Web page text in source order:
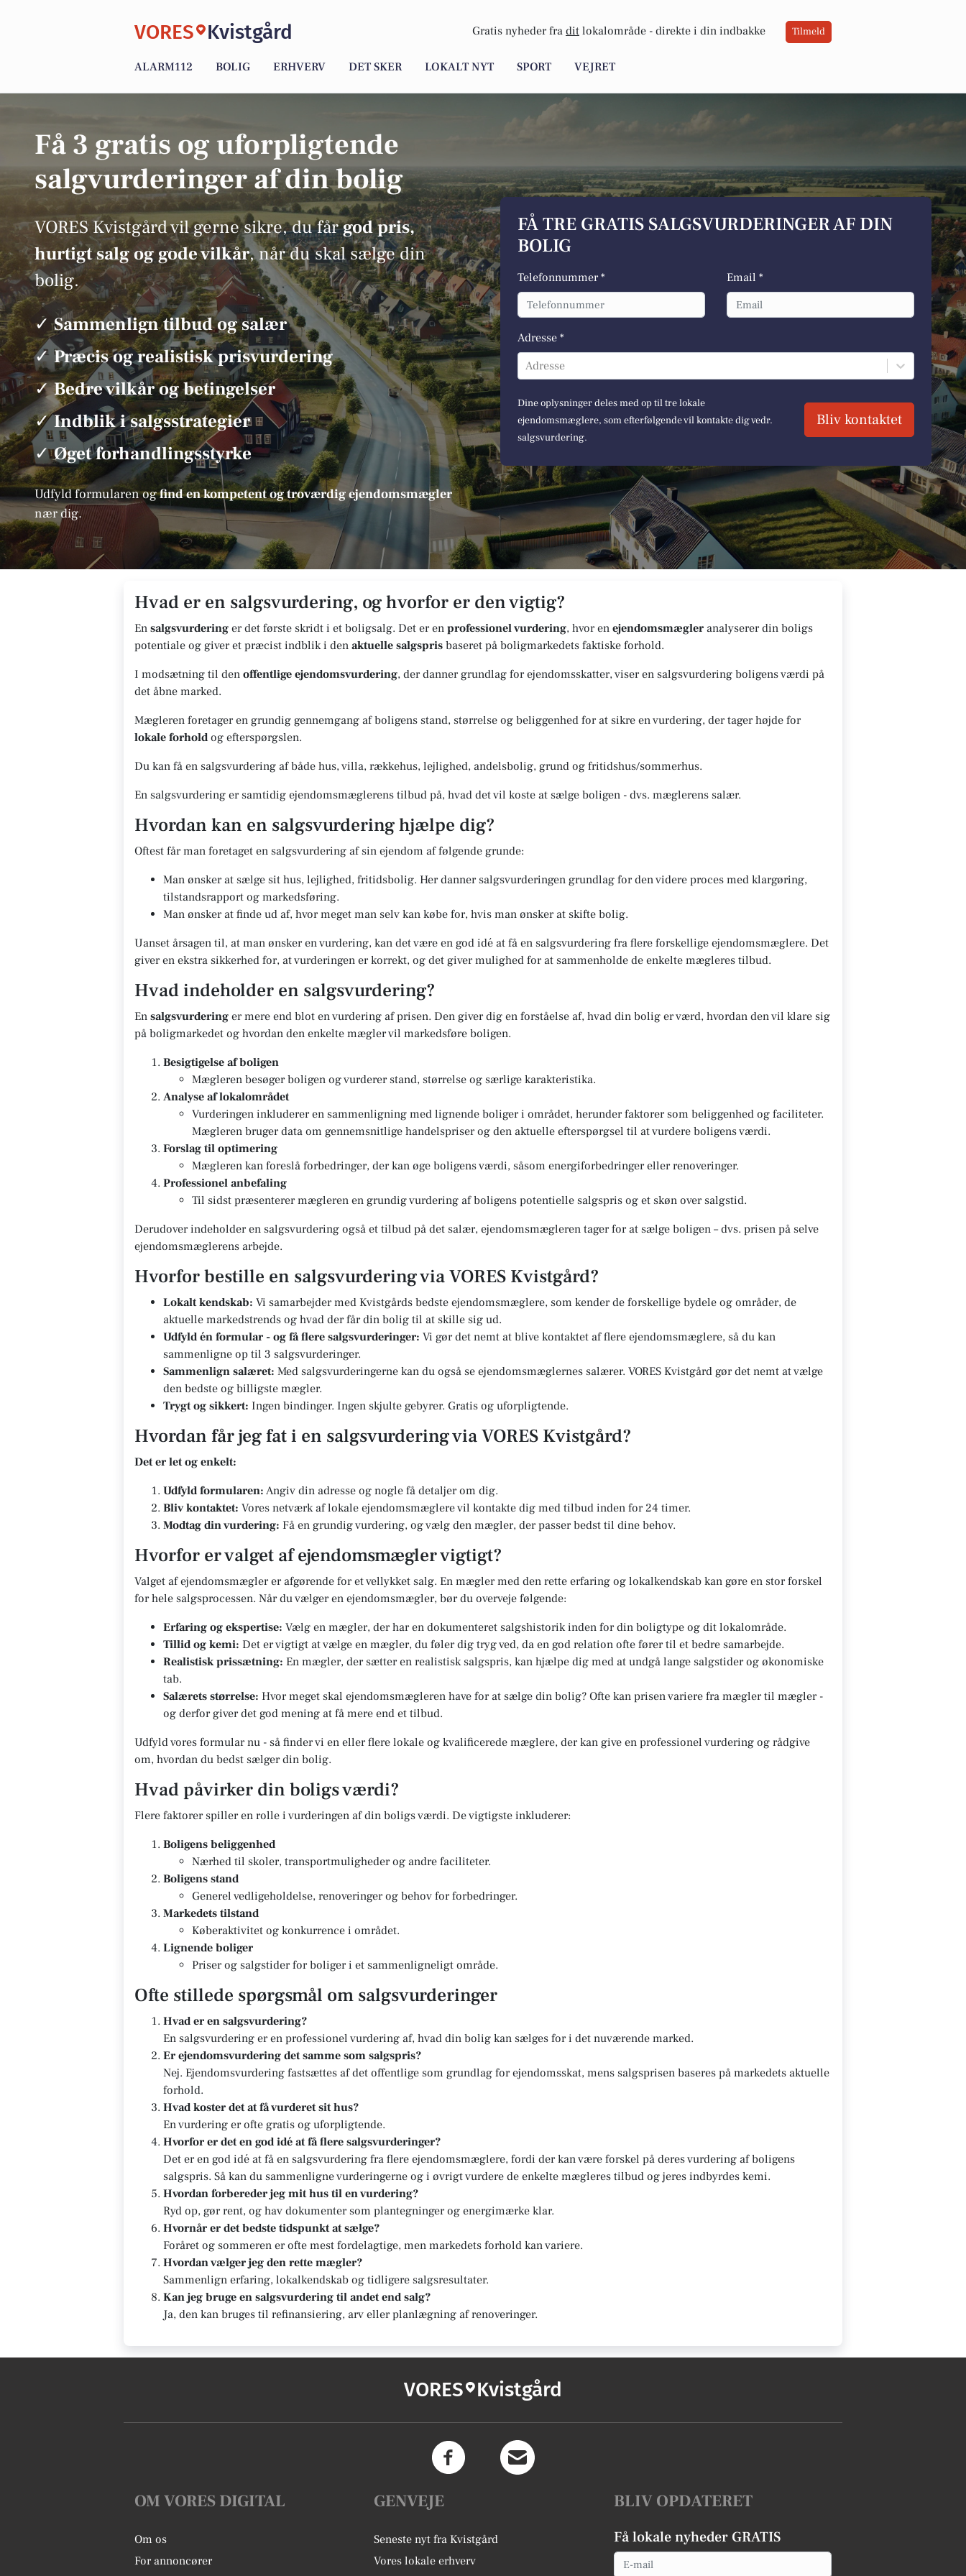
VORES Kvistgård Gratis nyheder fra dit lokalområde - direkte i din indbakke Tilmeld
ALARM112 BOLIG ERHVERV DET SKER LOKALT NYT SPORT VEJRET
Få 3 gratis og uforpligtende
salgvurderinger af din bolig
VORES Kvistgård vil gerne sikre, du fårgod pris,
hurtigt salg og gode vilkår, når du skal sælge din
bolig.
✓Sammenlign tilbud og salær
✓ Præcis og realistisk prisvurdering
✓Bedre vilkår og betingelser
✓Indblik i salgsstrategier
✓Øget forhandlingsstyrke
Udfyld formularen ogfind en kompetent og troværdig ejendomsmægler
nær dig.
FÅ TRE GRATIS SALGSVURDERINGER AF DIN
BOLIG
Telefonnummer * Email *
Adresse *
Adresse
Dine oplysninger deles med op til tre lokale
ejendomsmæglere, som efterfølgende vil kontakte dig vedr.
salgsvurdering.
Bliv kontaktet
Hvad er en salgsvurdering, og hvorfor er den vigtig?
En salgsvurdering er det første skridt i et boligsalg. Det er en professionel vurdering, hvor en ejendomsmægler analyserer din boligs
potentiale og giver et præcist indblik i den aktuelle salgspris baseret på boligmarkedets faktiske forhold.
I modsætning til den offentlige ejendomsvurdering, der danner grundlag for ejendomsskatter, viser en salgsvurdering boligens værdi på
det åbne marked.
Mægleren foretager en grundig gennemgang af boligens stand, størrelse og beliggenhed for at sikre en vurdering, der tager højde for
lokale forhold og efterspørgslen.
Du kan få en salgsvurdering af både hus, villa, rækkehus, lejlighed, andelsbolig, grund og fritidshus/sommerhus.
En salgsvurdering er samtidig ejendomsmæglerens tilbud på, hvad det vil koste at sælge boligen - dvs. mæglerens salær.
Hvordan kan en salgsvurdering hjælpe dig?
Oftest får man foretaget en salgsvurdering af sin ejendom af følgende grunde:
Man ønsker at sælge sit hus, lejlighed, fritidsbolig. Her danner salgsvurderingen grundlag for den videre proces med klargøring,
tilstandsrapport og markedsføring.
Man ønsker at finde ud af, hvor meget man selv kan købe for, hvis man ønsker at skifte bolig.
Uanset årsagen til, at man ønsker en vurdering, kan det være en god idé at få en salgsvurdering fra flere forskellige ejendomsmæglere. Det
giver en ekstra sikkerhed for, at vurderingen er korrekt, og det giver mulighed for at sammenholde de enkelte mægleres tilbud.
Hvad indeholder en salgsvurdering?
En salgsvurdering er mere end blot en vurdering af prisen. Den giver dig en forståelse af, hvad din bolig er værd, hvordan den vil klare sig
på boligmarkedet og hvordan den enkelte mægler vil markedsføre boligen.
Besigtigelse af boligen
Mægleren besøger boligen og vurderer stand, størrelse og særlige karakteristika.
Analyse af lokalområdet
Vurderingen inkluderer en sammenligning med lignende boliger i området, herunder faktorer som beliggenhed og faciliteter.
Mægleren bruger data om gennemsnitlige handelspriser og den aktuelle efterspørgsel til at vurdere boligens værdi.
Forslag til optimering
Mægleren kan foreslå forbedringer, der kan øge boligens værdi, såsom energiforbedringer eller renoveringer.
Professionel anbefaling
Til sidst præsenterer mægleren en grundig vurdering af boligens potentielle salgspris og et skøn over salgstid.
Derudover indeholder en salgsvurdering også et tilbud på det salær, ejendomsmægleren tager for at sælge boligen – dvs. prisen på selve
ejendomsmæglerens arbejde.
Hvorfor bestille en salgsvurdering via VORES Kvistgård?
Lokalt kendskab: Vi samarbejder med Kvistgårds bedste ejendomsmæglere, som kender de forskellige bydele og områder, de
aktuelle markedstrends og hvad der får din bolig til at skille sig ud.
Udfyld én formular - og få flere salgsvurderinger: Vi gør det nemt at blive kontaktet af flere ejendomsmæglere, så du kan
sammenligne op til 3 salgsvurderinger.
Sammenlign salæret: Med salgsvurderingerne kan du også se ejendomsmæglernes salærer. VORES Kvistgård gør det nemt at vælge
den bedste og billigste mægler.
Trygt og sikkert: Ingen bindinger. Ingen skjulte gebyrer. Gratis og uforpligtende.
Hvordan får jeg fat i en salgsvurdering via VORES Kvistgård?
Det er let og enkelt:
Udfyld formularen: Angiv din adresse og nogle få detaljer om dig.
Bliv kontaktet: Vores netværk af lokale ejendomsmæglere vil kontakte dig med tilbud inden for 24 timer.
Modtag din vurdering: Få en grundig vurdering, og vælg den mægler, der passer bedst til dine behov.
Hvorfor er valget af ejendomsmægler vigtigt?
Valget af ejendomsmægler er afgørende for et vellykket salg. En mægler med den rette erfaring og lokalkendskab kan gøre en stor forskel
for hele salgsprocessen. Når du vælger en ejendomsmægler, bør du overveje følgende:
Erfaring og ekspertise: Vælg en mægler, der har en dokumenteret salgshistorik inden for din boligtype og dit lokalområde.
Tillid og kemi: Det er vigtigt at vælge en mægler, du føler dig tryg ved, da en god relation ofte fører til et bedre samarbejde.
Realistisk prissætning: En mægler, der sætter en realistisk salgspris, kan hjælpe dig med at undgå lange salgstider og økonomiske
tab.
Salærets størrelse: Hvor meget skal ejendomsmægleren have for at sælge din bolig? Ofte kan prisen variere fra mægler til mægler -
og derfor giver det god mening at få mere end et tilbud.
Udfyld vores formular nu - så finder vi en eller flere lokale og kvalificerede mæglere, der kan give en professionel vurdering og rådgive
om, hvordan du bedst sælger din bolig.
Hvad påvirker din boligs værdi?
Flere faktorer spiller en rolle i vurderingen af din boligs værdi. De vigtigste inkluderer:
Boligens beliggenhed
Nærhed til skoler, transportmuligheder og andre faciliteter.
Boligens stand
Generel vedligeholdelse, renoveringer og behov for forbedringer.
Markedets tilstand
Køberaktivitet og konkurrence i området.
Lignende boliger
Priser og salgstider for boliger i et sammenligneligt område.
Ofte stillede spørgsmål om salgsvurderinger
Hvad er en salgsvurdering?
En salgsvurdering er en professionel vurdering af, hvad din bolig kan sælges for i det nuværende marked.
Er ejendomsvurdering det samme som salgspris?
Nej. Ejendomsvurdering fastsættes af det offentlige som grundlag for ejendomsskat, mens salgsprisen baseres på markedets aktuelle
forhold.
Hvad koster det at få vurderet sit hus?
En vurdering er ofte gratis og uforpligtende.
Hvorfor er det en god idé at få flere salgsvurderinger?
Det er en god idé at få en salgsvurdering fra flere ejendomsmæglere, fordi der kan være forskel på deres vurdering af boligens
salgspris. Så kan du sammenligne vurderingerne og i øvrigt vurdere de enkelte mægleres tilbud og jeres indbyrdes kemi.
Hvordan forbereder jeg mit hus til en vurdering?
Ryd op, gør rent, og hav dokumenter som plantegninger og energimærke klar.
Hvornår er det bedste tidspunkt at sælge?
Foråret og sommeren er ofte mest fordelagtige, men markedets forhold kan variere.
Hvordan vælger jeg den rette mægler?
Sammenlign erfaring, lokalkendskab og tidligere salgsresultater.
Kan jeg bruge en salgsvurdering til andet end salg?
Ja, den kan bruges til refinansiering, arv eller planlægning af renoveringer.
VORES Kvistgård
OM VORES DIGITAL
Om os
For annoncører
GENVEJE
Seneste nyt fra Kvistgård
Vores lokale erhverv
BLIV OPDATERET
Få lokale nyheder GRATIS
Email